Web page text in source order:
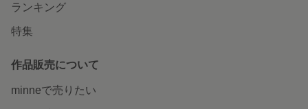
ランキング
特集
作品販売について
minneで売りたい